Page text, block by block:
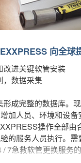
向全球
改进关键软管安装
，数据采集
成完整的数据库。
加人员、环境和设备
操作全部
的服务人员执行。
7急救软管更换服务的